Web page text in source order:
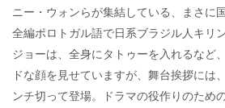
ニー・ウォンらが集結している、まさに
全編ポロトガル語で日系ブラジル人キリ
ジョーは、全身にタトゥーを入れるなど
ドな顔を見せていますが、舞台挨拶には
ンチ切って登場。ドラマの役作りのため